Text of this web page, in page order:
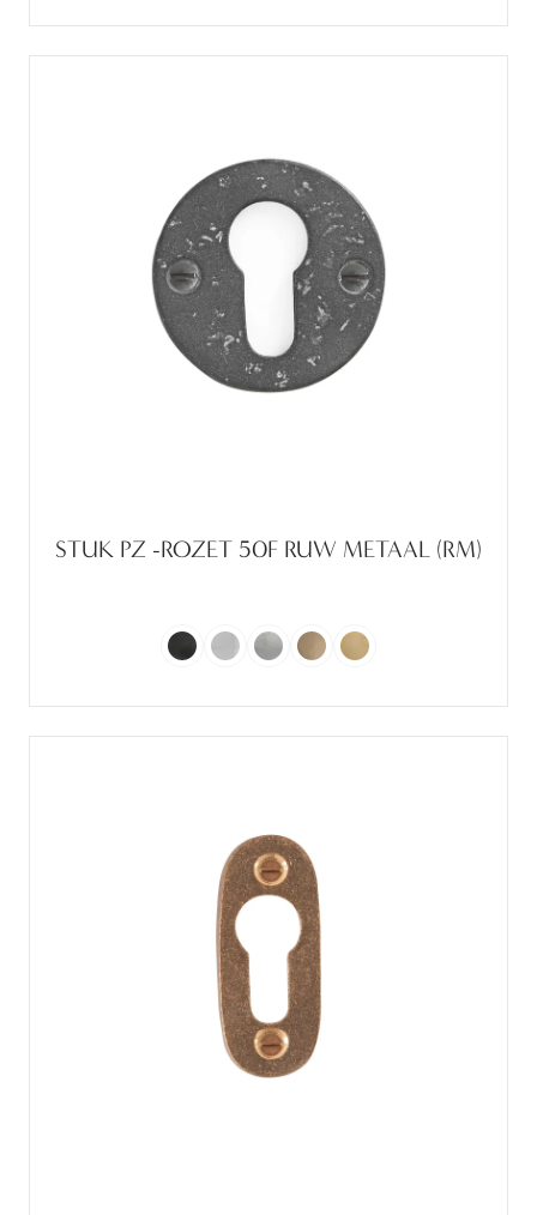
STUK PZ -ROZET 50F RUW METAAL (RM)